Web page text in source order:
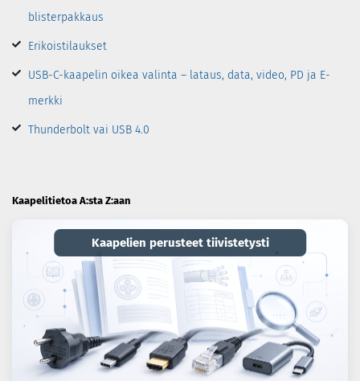
blisterpakkaus
Erikoistilaukset
USB-C-kaapelin oikea valinta – lataus, data, video, PD ja E-
merkki
Thunderbolt vai USB 4.0
Kaapelitietoa A:sta Z:aan
Kaapelien perusteet tiivistetysti